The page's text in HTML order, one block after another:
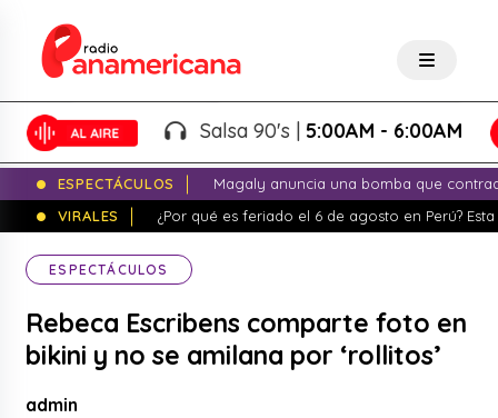
Salsa 90's |5:00AM - 6:00AM
ESPECTÁCULOS
Magaly anuncia una bomba que
VIRALES
¿Por qué es feriado el 6 de agosto en Perú?
ESPECTÁCULOS
Rebeca Escribens comparte foto en
bikini y no se amilana por ‘rollitos’
admin